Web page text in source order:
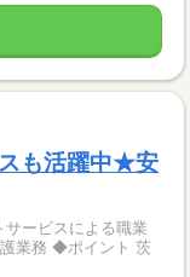
も活躍中★安
ービスによる職業
ント 茨